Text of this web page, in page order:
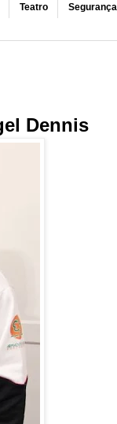
Teatro Segurança
Dennis